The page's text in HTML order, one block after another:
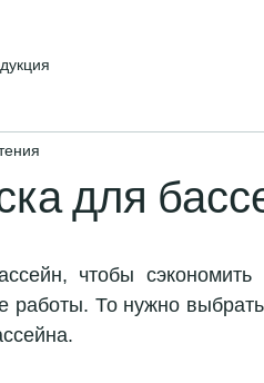
для
чтобы сэкономить
работы. То нужно